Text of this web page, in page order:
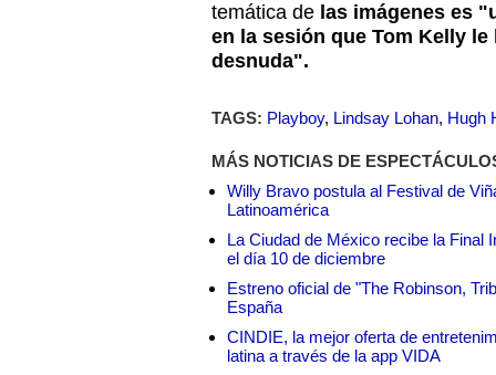
temática de las imágenes es
en la sesión que Tom Kelly
desnuda".
TAGS: Playboy, Lindsay Lohan, Hugh
MÁS NOTICIAS DE
Willy Bravo postula al Festival de
Latinoamérica
La Ciudad de México recibe la Final
el día 10 de diciembre
Estreno oficial de "The Robinson,
España
CINDIE, la mejor oferta de
latina a través de la app VIDA